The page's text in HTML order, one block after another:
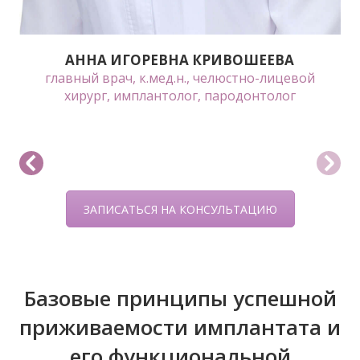
АННА ИГОРЕВНА КРИВОШЕЕВА
главный врач, к.мед.н., челюстно-лицевой
хирург, имплантолог, пародонтолог
ЗАПИСАТЬСЯ НА КОНСУЛЬТАЦИЮ
Базовые принципы успешной
приживаемости имплантата и